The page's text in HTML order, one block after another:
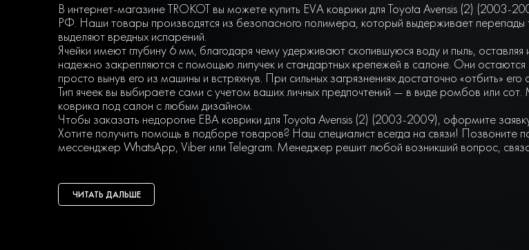
В интернет-магазине TROKOT вы можете купить EVA коврики для Toyota Avensis (2)
РФ. Наши товары производятся из безопасного полимера, который выдерживает
выделяют вредных испарений.
Ячейки имеют глубину 6 мм, благодаря чему удерживают скопившуюся воду и пыль,
надежно закрепляются с помощью липучек и стандартных крепежей в салоне. Они
просто вынув его из машины и встряхнув. При сильных загрязнениях достаточно «отбить»
Тип ячеек вы выбираете сами с учетом ваших личных предпочтений — в виде ромбов или
коврика под салон с любым дизайном.
Чтобы заказать недорогие ЕВА коврики для Toyota Avensis (2) (2003-2009), оформите
Хотите получить помощь в подборе товаров? Наш специалист всегда на связи!
мессенджер WhatsApp, Viber или Telegram. Менеджер решит любой возникший вопрос,
ЧИТАТЬ ДАЛЬШЕ